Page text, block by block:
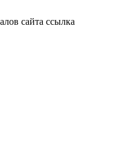
сайта ссылка